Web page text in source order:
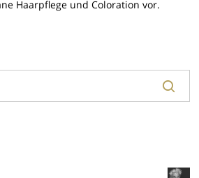
Haarpflege und Coloration vor.